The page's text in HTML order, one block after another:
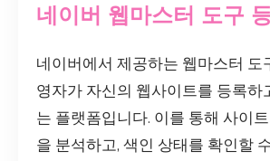
네이버 웹마스터 도구
네이버에서 제공하는 웹마스터 도
영자가 자신의 웹사이트를 등록하
는 플랫폼입니다. 이를 통해 사이
을 분석하고, 색인 상태를 확인할